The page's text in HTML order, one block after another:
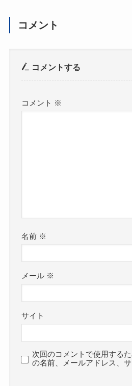
コメント
コメントする
コメント ※
名前 ※
メール ※
サイト
次回のコメントで使用する
の名前、メールアドレス、サ